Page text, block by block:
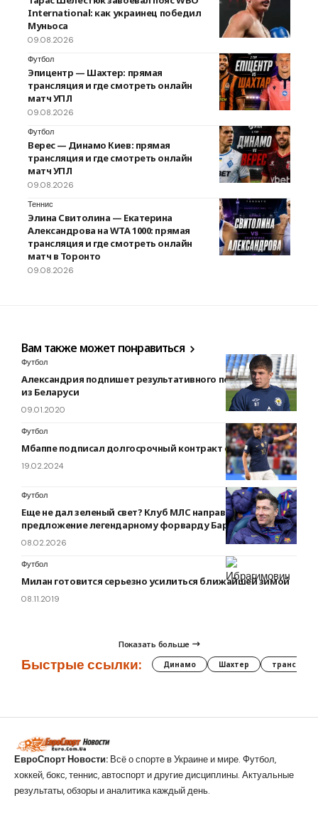
International: как украинец победил
Муньоса
09.08.2026
Футбол
Эпицентр — Шахтер: прямая
трансляция и где смотреть онлайн
матч УПЛ
09.08.2026
Футбол
Верес — Динамо Киев: прямая
трансляция и где смотреть онлайн
матч УПЛ
09.08.2026
Теннис
Элина Свитолина — Екатерина
Александрова на WTA 1000: прямая
трансляция и где смотреть онлайн
матч в Торонто
09.08.2026
Вам также может понравиться
Футбол
Александрия подпишет результативного полузащитника
из Беларуси
09.01.2020
Футбол
Мбаппе подписал долгосрочный контракт с Реалом
19.02.2024
Футбол
Еще не дал зеленый свет? Клуб МЛС направил
предложение легендарному форварду Барселоны
08.02.2026
Футбол
Милан готовится серьезно усилиться ближайшей зимой
08.11.2019
Показать больше
Быстрые ссылки: Динамо Шахтер трансферы
ЕвроСпорт Новости: Всё о спорте в Украине и мире. Футбол,
хоккей, бокс, теннис, автоспорт и другие дисциплины. Актуальные
результаты, обзоры и аналитика каждый день.